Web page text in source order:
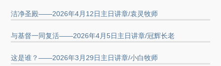
洁净圣殿——2026年4月12日主日讲章/袁灵牧师
与基督一同复活——2026年4月5日主日讲章/冠辉长老
这是谁？——2026年3月29日主日讲章/小白牧师